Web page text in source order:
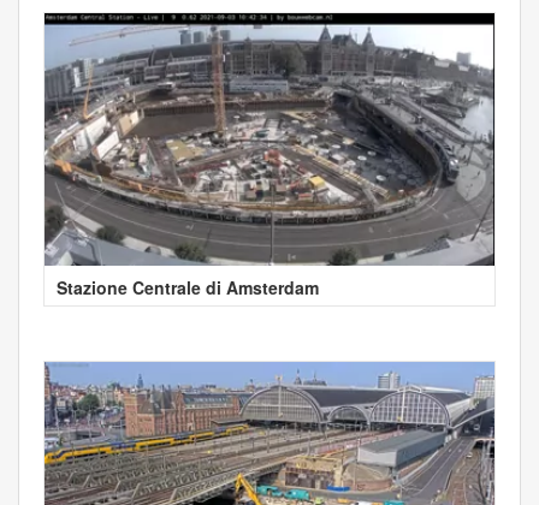
Stazione Centrale di Amsterdam